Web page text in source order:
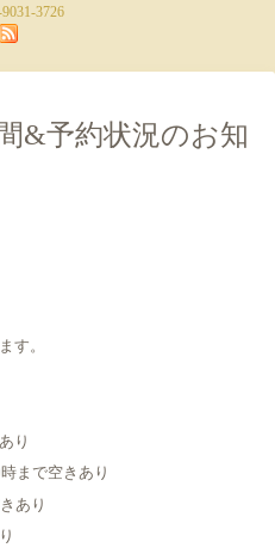
3726
&予約状況のお知
す。
り
まで空きあり
あり